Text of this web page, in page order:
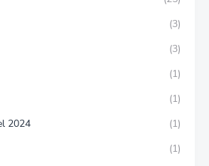
(3)
(3)
(1)
(1)
2024
(1)
(1)